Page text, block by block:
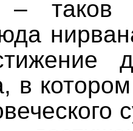
–
в